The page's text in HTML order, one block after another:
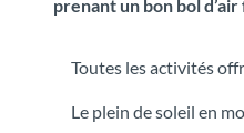
prenant un bon bol
Toutes les activités
Le plein de soleil en